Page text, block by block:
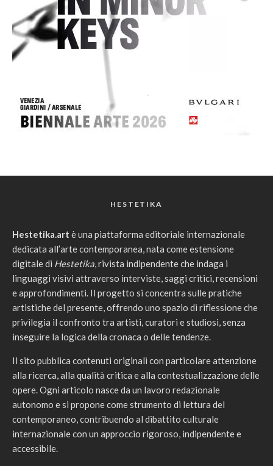
HESTETIKA
Hestetika.art è una piattaforma editoriale internazionale
dedicata all’arte contemporanea, nata come estensione
digitale di Hestetika, rivista indipendente che indaga i
linguaggi visivi attraverso interviste, saggi critici, recensioni
e approfondimenti. Il progetto si concentra sulle pratiche
artistiche del presente, offrendo uno spazio di riflessione che
privilegia il confronto tra artisti, curatori e studiosi, senza
inseguire la logica della cronaca o delle tendenze.
Il sito pubblica contenuti originali con particolare attenzione
alla ricerca, alla qualità critica e alla contestualizzazione delle
opere. Ogni articolo nasce da un lavoro redazionale
autonomo e si propone come strumento di lettura del
contemporaneo, contribuendo al dibattito culturale
internazionale con un approccio rigoroso, indipendente e
accessibile.